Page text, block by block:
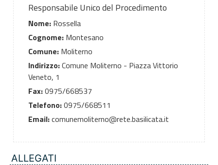
Responsabile Unico del Procedimento
Nome:Rossella
Cognome:Montesano
Comune:Moliterno
Indirizzo:Comune Moliterno - Piazza Vittorio
Veneto, 1
Fax:0975/668537
Telefono:0975/668511
Email:comunemoliterno@rete.basilicata.it
ALLEGATI